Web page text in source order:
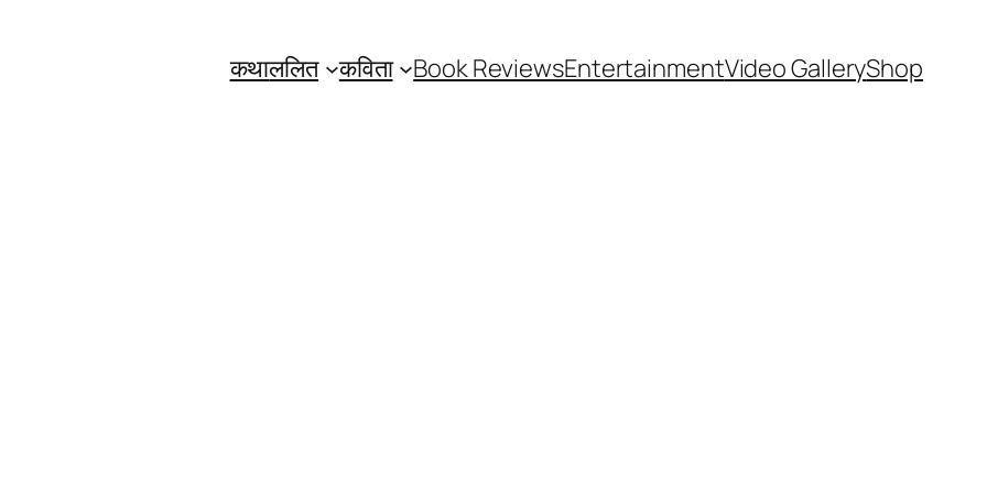
कथाललित कविता Book ReviewsEntertainmentVideo GalleryShop